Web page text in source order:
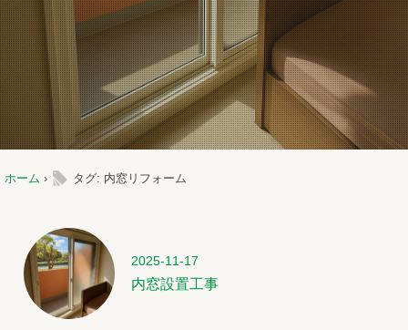
ホーム › l タグ: 内窓リフォーム
2025-11-17
内窓設置工事